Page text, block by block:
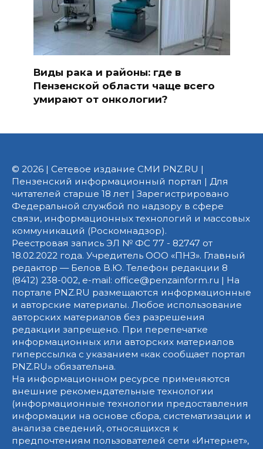
Виды рака и районы: где в
Пензенской области чаще всего
умирают от онкологии?
© 2026 | Сетевое издание СМИ PNZ.RU |
Пензенский информационный портал | Для
читателей старше 18 лет | Зарегистрировано
Федеральной службой по надзору в сфере
связи, информационных технологий и массовых
коммуникаций (Роскомнадзор).
Реестровая запись ЭЛ № ФС 77 - 82747 от
18.02.2022 года. Учредитель ООО «ПНЗ». Главный
редактор — Белов В.Ю. Телефон редакции 8
(8412) 238-002, e-mail: office@penzainform.ru | На
портале PNZ.RU размещаются информационные
и авторские материалы. Любое использование
авторских материалов без разрешения
редакции запрещено. При перепечатке
информационных или авторских материалов
гиперссылка с указанием «как сообщает портал
PNZ.RU» обязательна.
На информационном ресурсе применяются
внешние рекомендательные технологии
(информационные технологии предоставления
информации на основе сбора, систематизации и
анализа сведений, относящихся к
предпочтениям пользователей сети «Интернет»,